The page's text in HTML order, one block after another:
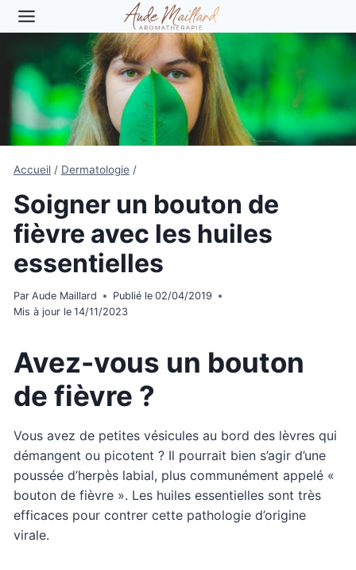
Aller
au
Accueil / Dermatologie /
Soigner un bouton de
fièvre avec les huiles
essentielles
Par Aude Maillard Publié le 02/04/2019
Mis à jour le 14/11/2023
Avez-vous un bouton
de fièvre ?
Vous avez de petites vésicules au bord des lèvres qui
démangent ou picotent ? Il pourrait bien s’agir d’une
poussée d’herpès labial, plus communément appelé «
bouton de fièvre ». Les huiles essentielles sont très
efficaces pour contrer cette pathologie d’origine
virale.